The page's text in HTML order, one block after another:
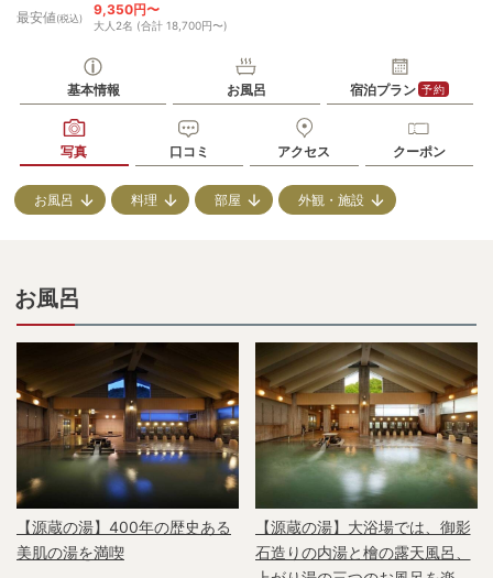
最安値(税込)
9,350円〜
大人2名 (合計 18,700円〜)
基本情報 お風呂 宿泊プラン 予約
写真 口コミ アクセス クーポン
お風呂 料理 部屋 外観・施設
お風呂
【源蔵の湯】400年の歴史ある
美肌の湯を満喫
【源蔵の湯】大浴場では、御影
石造りの内湯と檜の露天風呂、